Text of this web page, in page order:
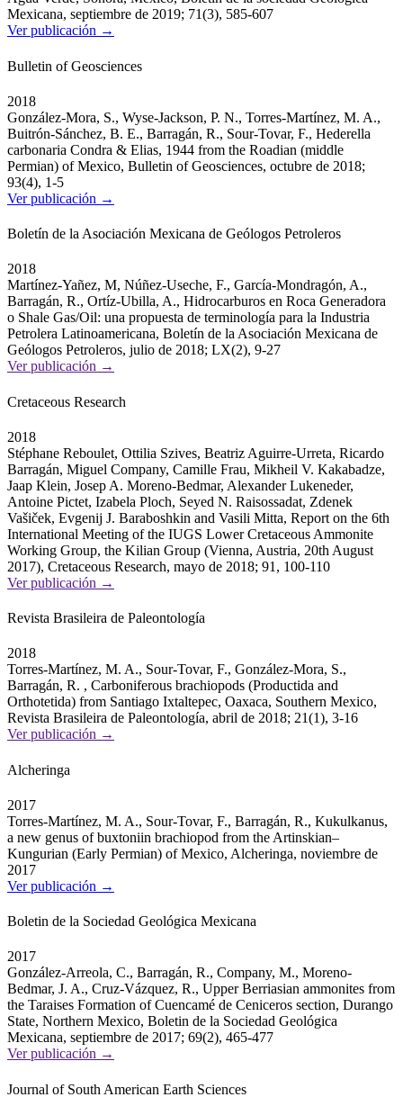
Mexicana, septiembre de 2019; 71(3), 585-607
Ver publicación →
Bulletin of Geosciences
2018
González-Mora, S., Wyse-Jackson, P. N., Torres-Martínez, M. A.,
Buitrón-Sánchez, B. E., Barragán, R., Sour-Tovar, F., Hederella
carbonaria Condra & Elias, 1944 from the Roadian (middle
Permian) of Mexico, Bulletin of Geosciences, octubre de 2018;
93(4), 1-5
Ver publicación →
Boletín de la Asociación Mexicana de Geólogos Petroleros
2018
Martínez-Yañez, M, Núñez-Useche, F., García-Mondragón, A.,
Barragán, R., Ortíz-Ubilla, A., Hidrocarburos en Roca Generadora
o Shale Gas/Oil: una propuesta de terminología para la Industria
Petrolera Latinoamericana, Boletín de la Asociación Mexicana de
Geólogos Petroleros, julio de 2018; LX(2), 9-27
Ver publicación →
Cretaceous Research
2018
Stéphane Reboulet, Ottilia Szives, Beatriz Aguirre-Urreta, Ricardo
Barragán, Miguel Company, Camille Frau, Mikheil V. Kakabadze,
Jaap Klein, Josep A. Moreno-Bedmar, Alexander Lukeneder,
Antoine Pictet, Izabela Ploch, Seyed N. Raisossadat, Zdenek
Vašiček, Evgenij J. Baraboshkin and Vasili Mitta, Report on the 6th
International Meeting of the IUGS Lower Cretaceous Ammonite
Working Group, the Kilian Group (Vienna, Austria, 20th August
2017), Cretaceous Research, mayo de 2018; 91, 100-110
Ver publicación →
Revista Brasileira de Paleontología
2018
Torres-Martínez, M. A., Sour-Tovar, F., González-Mora, S.,
Barragán, R. , Carboniferous brachiopods (Productida and
Orthotetida) from Santiago Ixtaltepec, Oaxaca, Southern Mexico,
Revista Brasileira de Paleontología, abril de 2018; 21(1), 3-16
Ver publicación →
Alcheringa
2017
Torres-Martínez, M. A., Sour-Tovar, F., Barragán, R., Kukulkanus,
a new genus of buxtoniin brachiopod from the Artinskian–
Kungurian (Early Permian) of Mexico, Alcheringa, noviembre de
2017
Ver publicación →
Boletin de la Sociedad Geológica Mexicana
2017
González-Arreola, C., Barragán, R., Company, M., Moreno-
Bedmar, J. A., Cruz-Vázquez, R., Upper Berriasian ammonites from
the Taraises Formation of Cuencamé de Ceniceros section, Durango
State, Northern Mexico, Boletin de la Sociedad Geológica
Mexicana, septiembre de 2017; 69(2), 465-477
Ver publicación →
Journal of South American Earth Sciences